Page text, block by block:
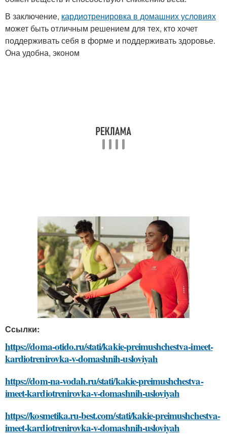
В заключение, кардиотренировка в домашних условиях
может быть отличным решением для тех, кто хочет
поддерживать себя в форме и поддерживать здоровье.
Она удобна, эконом
Ссылки:
https://doma-otido.ru/stati/kakie-preimushchestva-imeet-
kardiotrenirovka-v-domashnih-usloviyah
https://dom-na-vodah.ru/stati/kakie-preimushchestva-
imeet-kardiotrenirovka-v-domashnih-usloviyah
https://kosmetika.ru-best.com/stati/kakie-preimushchestva-
imeet-kardiotrenirovka-v-domashnih-usloviyah